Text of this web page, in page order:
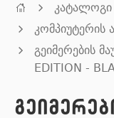
კატალოგი
კომპიუტერის
გეიმერების
EDITION -